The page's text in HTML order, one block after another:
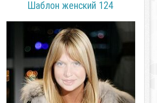
Шаблон женский 124